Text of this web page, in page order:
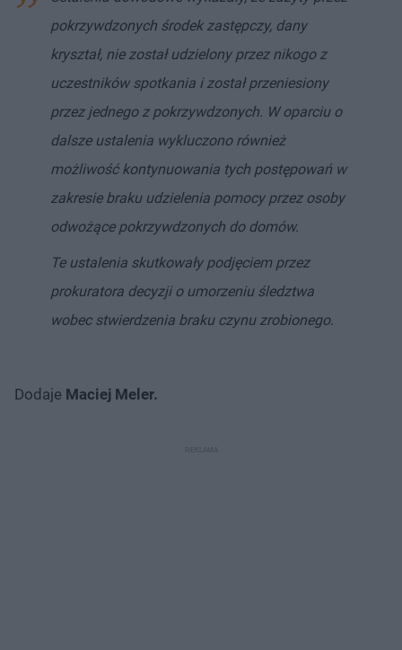
pokrzywdzonych środek zastępczy, dany
kryształ, nie został udzielony przez nikogo z
uczestników spotkania i został przeniesiony
przez jednego z pokrzywdzonych. W oparciu o
dalsze ustalenia wykluczono również
możliwość kontynuowania tych postępowań w
zakresie braku udzielenia pomocy przez osoby
odwożące pokrzywdzonych do domów.
Te ustalenia skutkowały podjęciem przez
prokuratora decyzji o umorzeniu śledztwa
wobec stwierdzenia braku czynu zrobionego.
Dodaje Maciej Meler.